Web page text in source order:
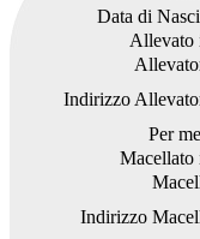
Data di
Allevato
Indirizzo
Per
Macellato
Indirizzo